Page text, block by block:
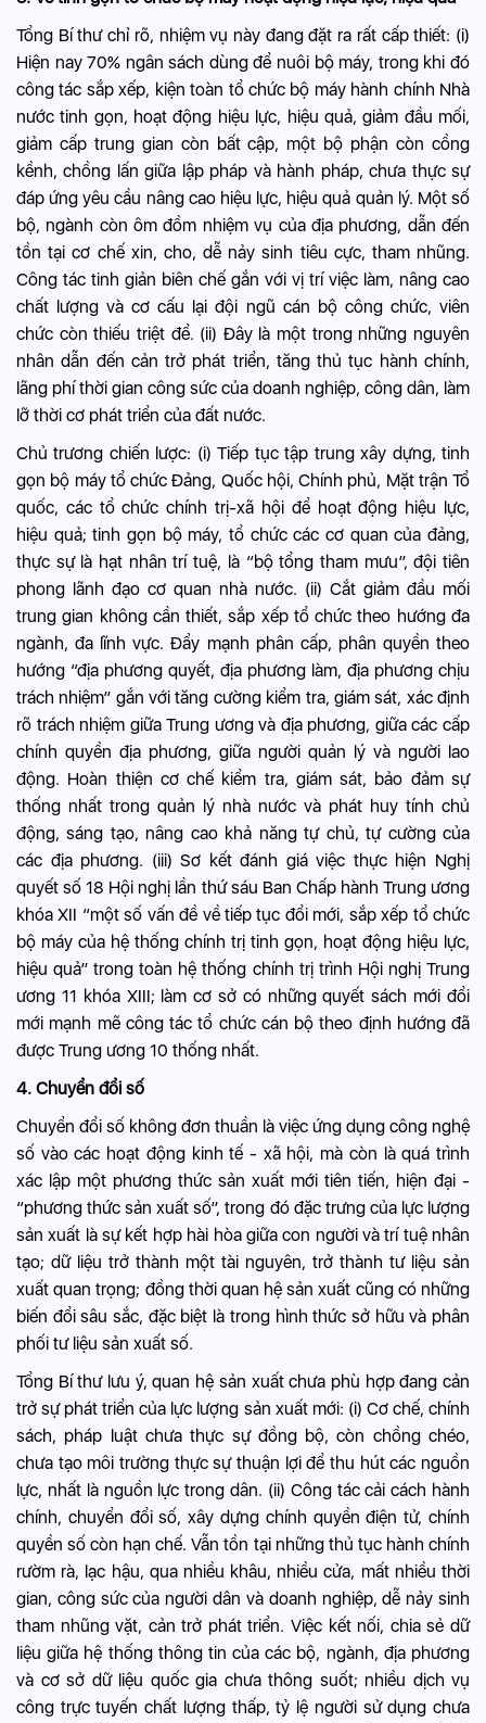
Tổng Bí thư chỉ rõ, nhiệm vụ này đang đặt ra rất cấp thiết: (i)
Hiện nay 70% ngân sách dùng để nuôi bộ máy, trong khi đó
công tác sắp xếp, kiện toàn tổ chức bộ máy hành chính Nhà
nước tinh gọn, hoạt động hiệu lực, hiệu quả, giảm đầu mối,
giảm cấp trung gian còn bất cập, một bộ phận còn cồng
kềnh, chồng lấn giữa lập pháp và hành pháp, chưa thực sự
đáp ứng yêu cầu nâng cao hiệu lực, hiệu quả quản lý. Một số
bộ, ngành còn ôm đồm nhiệm vụ của địa phương, dẫn đến
tồn tại cơ chế xin, cho, dễ nảy sinh tiêu cực, tham nhũng.
Công tác tinh giản biên chế gắn với vị trí việc làm, nâng cao
chất lượng và cơ cấu lại đội ngũ cán bộ công chức, viên
chức còn thiếu triệt để. (ii) Đây là một trong những nguyên
nhân dẫn đến cản trở phát triển, tăng thủ tục hành chính,
lãng phí thời gian công sức của doanh nghiệp, công dân, làm
lỡ thời cơ phát triển của đất nước.
Chủ trương chiến lược: (i) Tiếp tục tập trung xây dựng, tinh
gọn bộ máy tổ chức Đảng, Quốc hội, Chính phủ, Mặt trận Tổ
quốc, các tổ chức chính trị-xã hội để hoạt động hiệu lực,
hiệu quả; tinh gọn bộ máy, tổ chức các cơ quan của đảng,
thực sự là hạt nhân trí tuệ, là “bộ tổng tham mưu”, đội tiên
phong lãnh đạo cơ quan nhà nước. (ii) Cắt giảm đầu mối
trung gian không cần thiết, sắp xếp tổ chức theo hướng đa
ngành, đa lĩnh vực. Đẩy mạnh phân cấp, phân quyền theo
hướng “địa phương quyết, địa phương làm, địa phương chịu
trách nhiệm” gắn với tăng cường kiểm tra, giám sát, xác định
rõ trách nhiệm giữa Trung ương và địa phương, giữa các cấp
chính quyền địa phương, giữa người quản lý và người lao
động. Hoàn thiện cơ chế kiểm tra, giám sát, bảo đảm sự
thống nhất trong quản lý nhà nước và phát huy tính chủ
động, sáng tạo, nâng cao khả năng tự chủ, tự cường của
các địa phương. (iii) Sơ kết đánh giá việc thực hiện Nghị
quyết số 18 Hội nghị lần thứ sáu Ban Chấp hành Trung ương
khóa XII “một số vấn đề về tiếp tục đổi mới, sắp xếp tổ chức
bộ máy của hệ thống chính trị tinh gọn, hoạt động hiệu lực,
hiệu quả” trong toàn hệ thống chính trị trình Hội nghị Trung
ương 11 khóa XIII; làm cơ sở có những quyết sách mới đổi
mới mạnh mẽ công tác tổ chức cán bộ theo định hướng đã
được Trung ương 10 thống nhất.
4. Chuyển đổi số
Chuyển đổi số không đơn thuần là việc ứng dụng công nghệ
số vào các hoạt động kinh tế - xã hội, mà còn là quá trình
xác lập một phương thức sản xuất mới tiên tiến, hiện đại -
“phương thức sản xuất số”, trong đó đặc trưng của lực lượng
sản xuất là sự kết hợp hài hòa giữa con người và trí tuệ nhân
tạo; dữ liệu trở thành một tài nguyên, trở thành tư liệu sản
xuất quan trọng; đồng thời quan hệ sản xuất cũng có những
biến đổi sâu sắc, đặc biệt là trong hình thức sở hữu và phân
phối tư liệu sản xuất số.
Tổng Bí thư lưu ý, quan hệ sản xuất chưa phù hợp đang cản
trở sự phát triển của lực lượng sản xuất mới: (i) Cơ chế, chính
sách, pháp luật chưa thực sự đồng bộ, còn chồng chéo,
chưa tạo môi trường thực sự thuận lợi để thu hút các nguồn
lực, nhất là nguồn lực trong dân. (ii) Công tác cải cách hành
chính, chuyển đổi số, xây dựng chính quyền điện tử, chính
quyền số còn hạn chế. Vẫn tồn tại những thủ tục hành chính
rườm rà, lạc hậu, qua nhiều khâu, nhiều cửa, mất nhiều thời
gian, công sức của người dân và doanh nghiệp, dễ nảy sinh
tham nhũng vặt, cản trở phát triển. Việc kết nối, chia sẻ dữ
liệu giữa hệ thống thông tin của các bộ, ngành, địa phương
và cơ sở dữ liệu quốc gia chưa thông suốt; nhiều dịch vụ
công trực tuyến chất lượng thấp, tỷ lệ người sử dụng chưa